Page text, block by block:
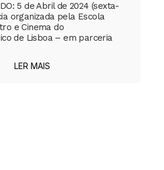
5 de Abril de 2024 (sexta-
organizada pela Escola
e Cinema do
de Lisboa – em parceria
LER MAIS